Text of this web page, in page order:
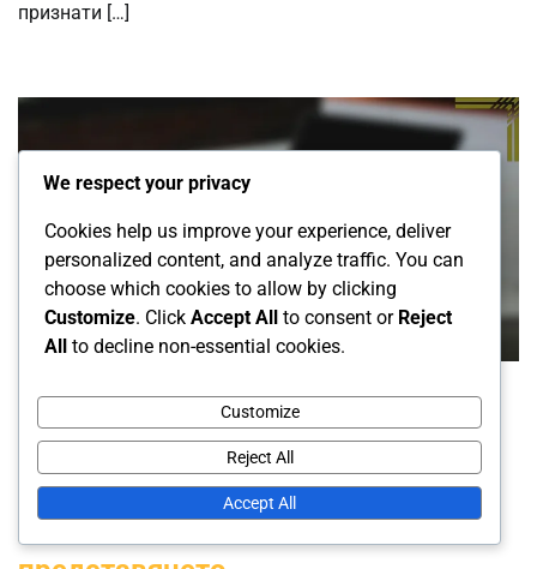
признати […]
Напреднали техники за коучинг:
Тактическа анализ, Психическа
подготовка, Метрики на
We respect your privacy
Cookies help us improve your experience, deliver
personalized content, and analyze traffic. You can
choose which cookies to allow by clicking
Customize. Click Accept All to consent or Reject
All to decline non-essential cookies.
Customize
Reject All
Accept All